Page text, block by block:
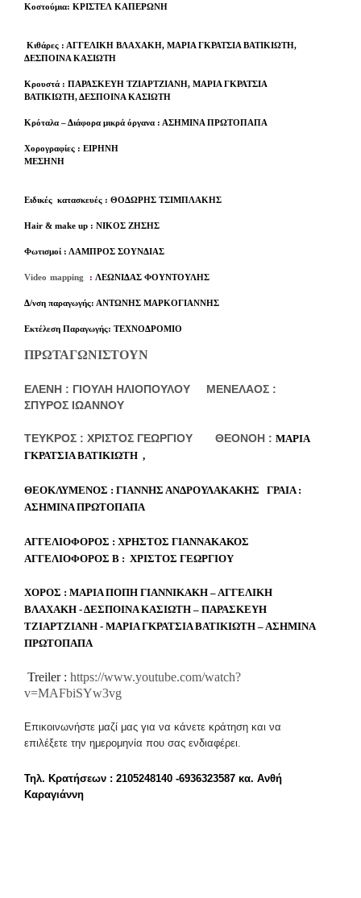
Κοστούμια: ΚΡΙΣΤΕΛ ΚΑΠΕΡΩΝΗ
Κιθάρες : ΑΓΓΕΛΙΚΗ ΒΛΑΧΑΚΗ, ΜΑΡΙΑ ΓΚΡΑΤΣΙΑ ΒΑΤΙΚΙΩΤΗ,
ΔΕΣΠΟΙΝΑ ΚΑΣΙΩΤΗ
Κρουστά : ΠΑΡΑΣΚΕΥΗ ΤΖΙΑΡΤΖΙΑΝΗ, ΜΑΡΙΑ ΓΚΡΑΤΣΙΑ
ΒΑΤΙΚΙΩΤΗ, ΔΕΣΠΟΙΝΑ ΚΑΣΙΩΤΗ
Κρόταλα – Διάφορα μικρά όργανα : ΑΣΗΜΙΝΑ ΠΡΩΤΟΠΑΠΑ
Χορογραφίες : ΕΙΡΗΝΗ
ΜΕΣΗΝΗ
Ειδικές κατασκευές : ΘΟΔΩΡΗΣ ΤΣΙΜΠΛΑΚΗΣ
Hair & make up : ΝΙΚΟΣ ΖΗΣΗΣ
Φωτισμοί : ΛΑΜΠΡΟΣ ΣΟΥΝΔΙΑΣ
Video mapping : ΛΕΩΝΙΔΑΣ ΦΟΥΝΤΟΥΛΗΣ
Δ/νση παραγωγής: ΑΝΤΩΝΗΣ ΜΑΡΚΟΓΙΑΝΝΗΣ
Εκτέλεση Παραγωγής: ΤΕΧΝΟΔΡΟΜΙΟ
ΠΡΩΤΑΓΩΝΙΣΤΟΥΝ
ΕΛΕΝΗ : ΓΙΟΥΛΗ ΗΛΙΟΠΟΥΛΟΥ
ΜΕΝΕΛΑΟΣ :
ΣΠΥΡΟΣ ΙΩΑΝΝΟΥ
ΤΕΥΚΡΟΣ : ΧΡΙΣΤΟΣ ΓΕΩΡΓΙΟΥ ΘΕΟΝΟΗ : ΜΑΡΙΑ
ΓΚΡΑΤΣΙΑ ΒΑΤΙΚΙΩΤΗ ,
ΘΕΟΚΛΥΜΕΝΟΣ : ΓΙΑΝΝΗΣ ΑΝΔΡΟΥΛΑΚΑΚΗΣ
ΓΡΑΙΑ :
ΑΣΗΜΙΝΑ ΠΡΩΤΟΠΑΠΑ
ΑΓΓΕΛΙΟΦΟΡΟΣ : ΧΡΗΣΤΟΣ ΓΙΑΝΝΑΚΑΚΟΣ
ΑΓΓΕΛΙΟΦΟΡΟΣ Β : ΧΡΙΣΤΟΣ ΓΕΩΡΓΙΟΥ
ΧΟΡΟΣ : ΜΑΡΙΑ ΠΟΠΗ ΓΙΑΝΝΙΚΑΚΗ – ΑΓΓΕΛΙΚΗ
ΒΛΑΧΑΚΗ - ΔΕΣΠΟΙΝΑ ΚΑΣΙΩΤΗ – ΠΑΡΑΣΚΕΥΗ
ΤΖΙΑΡΤΖΙΑΝΗ - ΜΑΡΙΑ ΓΚΡΑΤΣΙΑ ΒΑΤΙΚΙΩΤΗ – ΑΣΗΜΙΝΑ
ΠΡΩΤΟΠΑΠΑ
Treiler : https://www.youtube.com/watch?
v=MAFbiSYw3vg
Επικοινωνήστε μαζί μας για να κάνετε κράτηση και να
επιλέξετε την ημερομηνία που σας ενδιαφέρει.
Τηλ. Κρατήσεων : 2105248140 -6936323587 κα. Ανθή
Καραγιάννη